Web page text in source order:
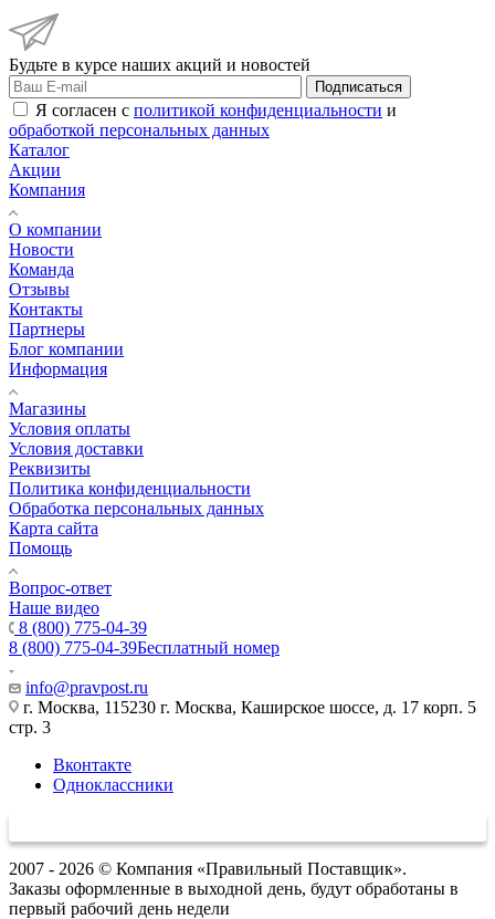
Будьте в курсе наших акций и новостей
Подписаться
Я согласен с политикой конфиденциальности и
обработкой персональных данных
Каталог
Акции
Компания
О компании
Новости
Команда
Отзывы
Контакты
Партнеры
Блог компании
Информация
Магазины
Условия оплаты
Условия доставки
Реквизиты
Политика конфиденциальности
Обработка персональных данных
Карта сайта
Помощь
Вопрос-ответ
Наше видео
8 (800) 775-04-39
8 (800) 775-04-39Бесплатный номер
info@pravpost.ru
г. Москва, 115230 г. Москва, Каширское шоссе, д. 17 корп. 5
стр. 3
Вконтакте
Одноклассники
2007 - 2026 © Компания «Правильный Поставщик».
Заказы оформленные в выходной день, будут обработаны в
первый рабочий день недели